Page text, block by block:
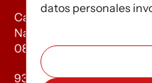
Carrer d’Edison, 3
Nau A. Polígon industrial
08754 El Papiol
93 673 12 12
datos personales